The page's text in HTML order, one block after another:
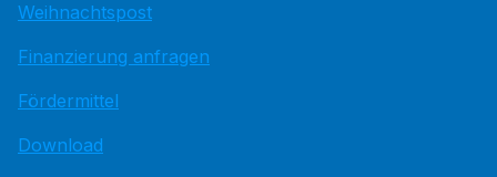
Weihnachtspost
Finanzierung anfragen
Fördermittel
Download